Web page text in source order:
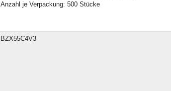
Anzahl je Verpackung: 500 Stücke
BZX55C4V3